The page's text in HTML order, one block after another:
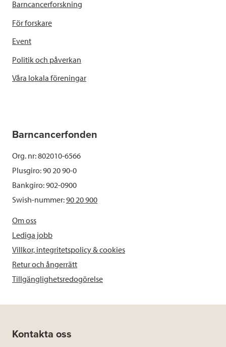
Barncancerforskning
För forskare
Event
Politik och påverkan
Våra lokala föreningar
Barncancerfonden
Org. nr: 802010-6566
Plusgiro: 90 20 90-0
Bankgiro: 902-0900
Swish-nummer:90 20 900
Om oss
Lediga jobb
Villkor, integritetspolicy & cookies
Retur och ångerrätt
Tillgänglighetsredogörelse
Kontakta oss